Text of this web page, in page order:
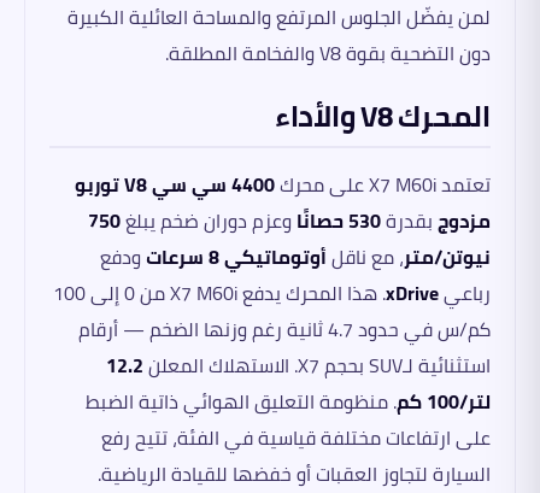
لمن يفضّل الجلوس المرتفع والمساحة العائلية الكبيرة
دون التضحية بقوة V8 والفخامة المطلقة.
المحرك V8 والأداء
تعتمد X7 M60i على محرك
4400 سي سي V8 توربو
مزدوجبقدرة530 حصانًا وعزم دوران ضخم يبلغ750
نيوتن/متر، مع ناقلأوتوماتيكي 8 سرعات
ودفع
رباعيxDrive
. هذا المحرك يدفع X7 M60i من 0 إلى 100
كم/س في حدود 4.7 ثانية رغم وزنها الضخم — أرقام
استثنائية لـSUV بحجم X7. الاستهلاك المعلن
12.2
لتر/100 كم
. منظومة التعليق الهوائي ذاتية الضبط
على ارتفاعات مختلفة قياسية في الفئة، تتيح رفع
السيارة لتجاوز العقبات أو خفضها للقيادة الرياضية.